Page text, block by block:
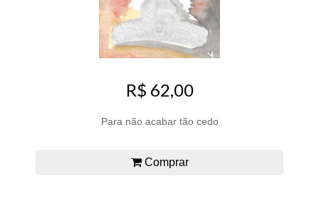
R$ 62,00
Para não acabar tão cedo
Comprar